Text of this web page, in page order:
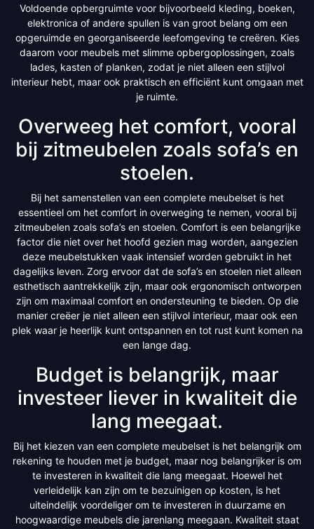
Voldoende opbergruimte voor bijvoorbeeld kleding, boeken,
elektronica of andere spullen is van groot belang om een
opgeruimde en georganiseerde leefomgeving te creëren. Kies
daarom voor meubels met slimme opbergoplossingen, zoals
lades, kasten of planken, zodat je niet alleen een stijlvol
interieur hebt, maar ook praktisch en efficiënt kunt omgaan met
je ruimte.
Overweeg het comfort, vooral
bij zitmeubelen zoals sofa’s en
stoelen.
Bij het samenstellen van een complete meubelset is het
essentieel om het comfort in overweging te nemen, vooral bij
zitmeubelen zoals sofa’s en stoelen. Comfort is een belangrijke
factor die niet over het hoofd gezien mag worden, aangezien
deze meubelstukken vaak intensief worden gebruikt in het
dagelijks leven. Zorg ervoor dat de sofa’s en stoelen niet alleen
esthetisch aantrekkelijk zijn, maar ook ergonomisch ontworpen
zijn om maximaal comfort en ondersteuning te bieden. Op die
manier creëer je niet alleen een stijlvol interieur, maar ook een
plek waar je heerlijk kunt ontspannen en tot rust kunt komen na
een lange dag.
Budget is belangrijk, maar
investeer liever in kwaliteit die
lang meegaat.
Bij het kiezen van een complete meubelset is het belangrijk om
rekening te houden met je budget, maar nog belangrijker is om
te investeren in kwaliteit die lang meegaat. Hoewel het
verleidelijk kan zijn om te bezuinigen op kosten, is het
uiteindelijk voordeliger om te investeren in duurzame en
hoogwaardige meubels die jarenlang meegaan. Kwaliteit staat